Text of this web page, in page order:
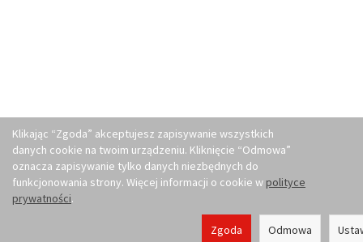
Klikając “Zgoda” akceptujesz zapisywanie wszystkich
danych cookie na twoim urządzeniu. Kliknięcie “Odmowa”
oznacza zapisywanie tylko danych niezbędnych do
funkcjonowania strony. Więcej informacji o cookie w polityce
prywatności.
Odmowa
Zgoda